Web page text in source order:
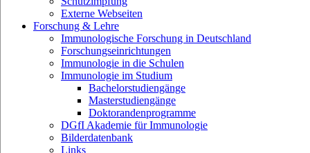
Externe Webseiten
Forschung & Lehre
Immunologische Forschung in Deutschland
Forschungseinrichtungen
Immunologie in die Schulen
Immunologie im Studium
Bachelorstudiengänge
Masterstudiengänge
Doktorandenprogramme
DGfI Akademie für Immunologie
Bilderdatenbank
Links